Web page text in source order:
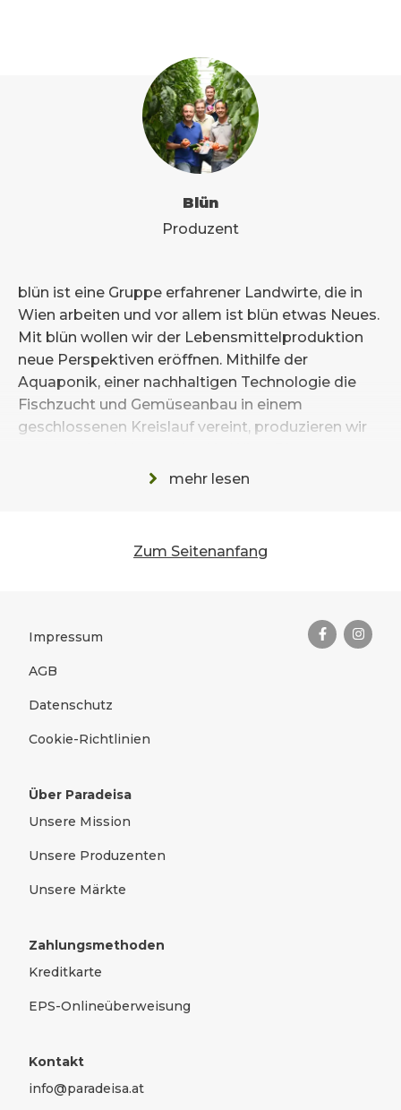
Blün
Produzent
blün ist eine Gruppe erfahrener Landwirte, die in
Wien arbeiten und vor allem ist blün etwas Neues.
Mit blün wollen wir der Lebensmittelproduktion
neue Perspektiven eröffnen. Mithilfe der
Aquaponik, einer nachhaltigen Technologie die
Fischzucht und Gemüseanbau in einem
geschlossenen Kreislauf vereint, produzieren wir
afrikanischen Welse wachsen in Wiener
Nährstofflieferant für die Gemüsepflanzen im
mehr lesen
Zum Seitenanfang
Rechtliches
Impressum
AGB
Datenschutz
Cookie-Richtlinien
Über Paradeisa
Unsere Mission
Unsere Produzenten
Unsere Märkte
Zahlungsmethoden
Kreditkarte
EPS-Onlineüberweisung
Kontakt
info@paradeisa.at